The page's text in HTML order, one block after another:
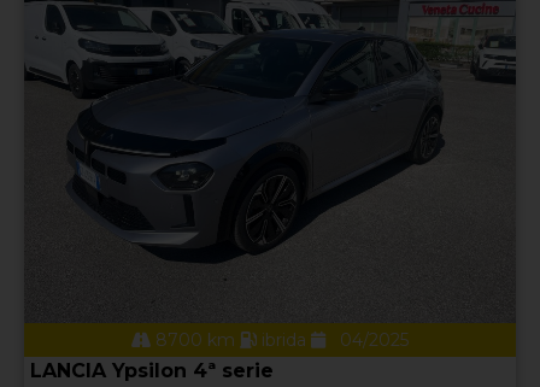
8700 km ibrida 04/2025
LANCIA Ypsilon 4ª serie